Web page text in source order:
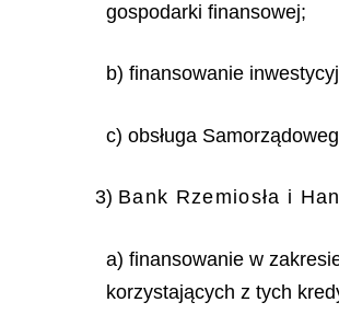
gospodarki finansowej;
b) finansowanie
c) obsługa
3) Bank Rzemiosła i
a) finansowanie w
korzystających z tych